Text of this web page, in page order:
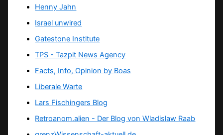
Henny Jahn
Israel unwired
Gatestone Institute
TPS -Tazpit News Agency
Facts, Info, Opinion by Boas
Liberale Warte
Lars Fischingers Blog
Retroanom.alien - Der Blog von Wladislaw Raab